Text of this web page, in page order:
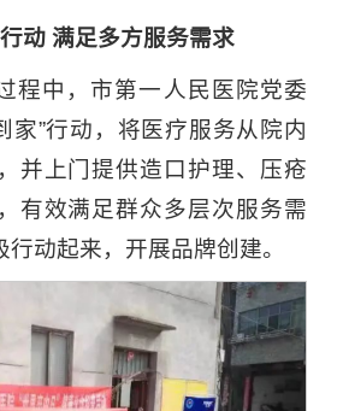
行动 满足多方服务需求
程中，市第一人民医院党委
家”行动，将医疗服务从院内
并上门提供造口护理、压疮
有效满足群众多层次服务需
动起来，开展品牌创建。